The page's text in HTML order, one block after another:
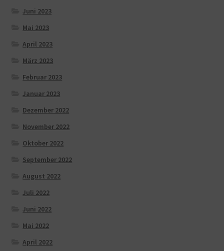
Juni 2023
Mai 2023
April 2023
März 2023
Februar 2023
Januar 2023
Dezember 2022
November 2022
Oktober 2022
September 2022
August 2022
Juli 2022
Juni 2022
Mai 2022
April 2022